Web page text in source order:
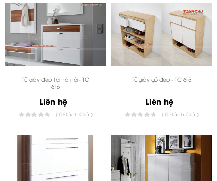
Tủ giày đẹp tại hà nội - TC
616
Liên hệ
( 0 Đánh Giá )
Tủ giày gỗ đẹp - TC 615
Liên hệ
( 0 Đánh Giá )